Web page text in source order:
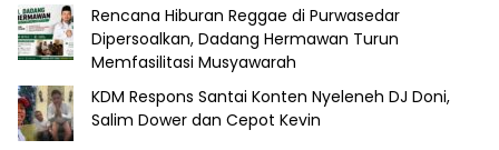
Rencana Hiburan Reggae di Purwasedar
Dipersoalkan, Dadang Hermawan Turun
Memfasilitasi Musyawarah
KDM Respons Santai Konten Nyeleneh DJ Doni,
Salim Dower dan Cepot Kevin